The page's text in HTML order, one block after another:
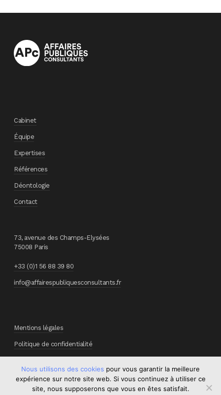
Cabinet
Équipe
Expertises
Références
Déontologie
Contact
73, avenue des Champs-Elysées
75008 Paris
+33 (0)1 56 88 39 80
info@affairespubliquesconsultants.fr
Mentions légales
Politique de confidentialité
Nous utilisons des cookies pour vous garantir la meilleure
expérience sur notre site web. Si vous continuez à utiliser ce
site, nous supposerons que vous en êtes satisfait.